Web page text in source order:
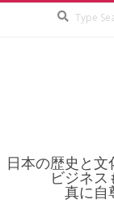
日本の歴史と
ビジネ
真に自